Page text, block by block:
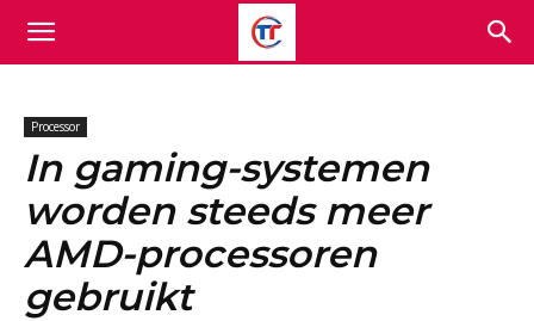
Processor
In gaming-systemen
worden steeds meer
AMD-processoren
gebruikt